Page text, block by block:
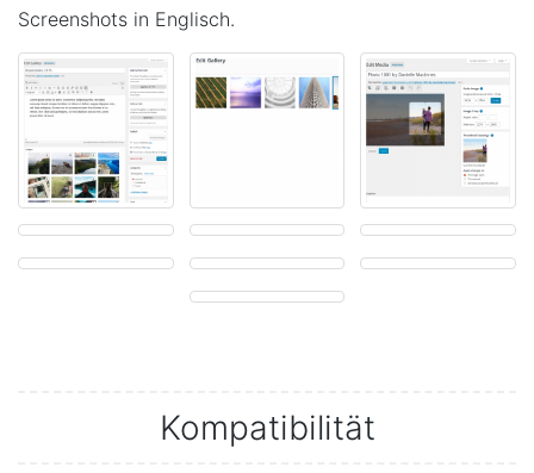
Screenshots in Englisch.
Kompatibilität